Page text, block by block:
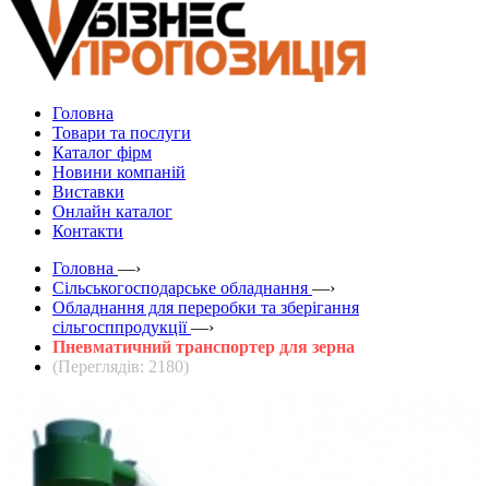
Головна
Товари та послуги
Каталог фірм
Новини компаній
Виставки
Онлайн каталог
Контакти
Головна —›
Сільськогосподарське обладнання —›
Обладнання для переробки та зберігання
сільгосппродукції —›
Пневматичний транспортер для зерна
(Переглядів: 2180)